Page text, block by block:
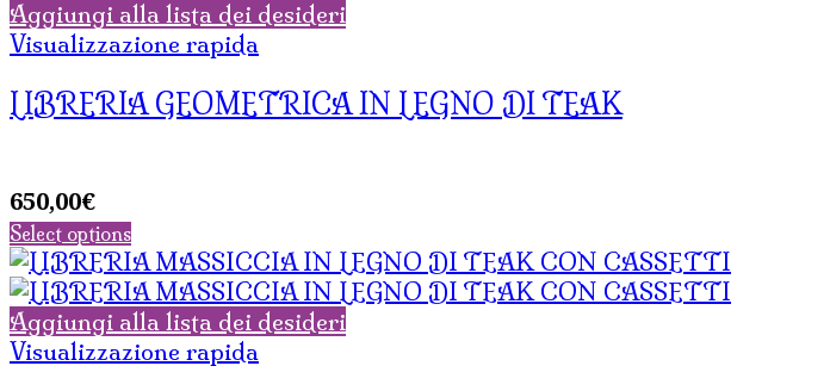
Aggiungi alla lista dei desideri
Visualizzazione rapida
LIBRERIA GEOMETRICA IN LEGNO DI TEAK
650,00€
Select options
Aggiungi alla lista dei desideri
Visualizzazione rapida